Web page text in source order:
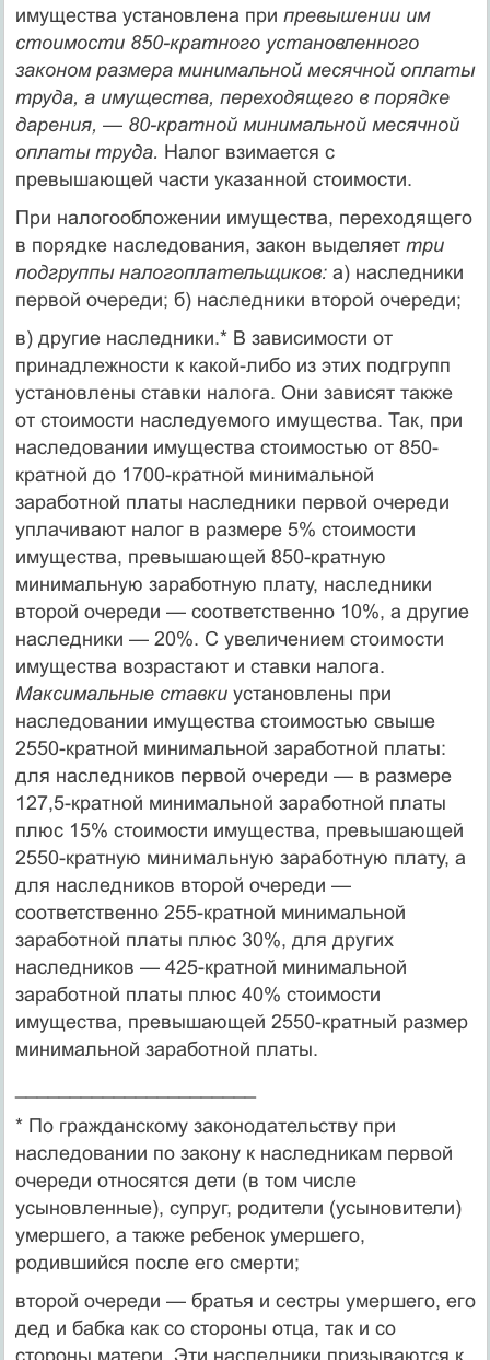
имущества установлена при превышении им
стоимос­ти 850-кратного установленного
законом размера минимальной месячной оплаты
труда, а имущества, переходящего в порядке
дарения, — 80-кратной минимальной месячной
оплаты труда. Налог взимается с
превышающей части указанной стоимости.
При налогообложении имущества, переходящего
в порядке на­следования, закон выделяет три
подгруппы налогоплательщи­ков:а) наследники
первой очереди; б) наследники второй очереди;
в) другие наследники.* В зависимости от
принадлежности к какой-либо из этих подгрупп
установлены ставки налога. Они зависят также
от стоимости наследуемого имущества. Так, при
наследова­нии имущества стоимостью от 850-
кратной до 1700-кратной мини­мальной
заработной платы наследники первой очереди
уплачива­ют налог в размере 5% стоимости
имущества, превышающей 850-кратную
минимальную заработную плату, наследники
второй очереди — соответственно 10%, а другие
наследники — 20%. С увеличением стоимости
имущества возрастают и ставки налога.
Максимальные ставкиустановлены при
наследовании имущест­ва стоимостью свыше
2550-кратной минимальной заработной платы:
для наследников первой очереди — в размере
127,5-крат­ной минимальной заработной платы
плюс 15% стоимости имуще­ства, превышающей
2550-кратную минимальную заработную плату, а
для наследников второй очереди —
соответственно 255-кратной минимальной
заработной платы плюс 30%, для дру­гих
наследников — 425-кратной минимальной
заработной платы плюс 40% стоимости
имущества, превышающей 2550-кратный размер
минимальной заработной платы.
* По гражданскому законодательству при
наследовании по закону к наследни­кам первой
очереди относятся дети (в том числе
усыновленные), супруг, родители (усыновители)
умершего, а также ребенок умершего,
родившийся после его смерти;
второй очереди — братья и сестры умершего, его
дед и бабка как со стороны отца, так и со
стороны матери. Эти наследники призываются к